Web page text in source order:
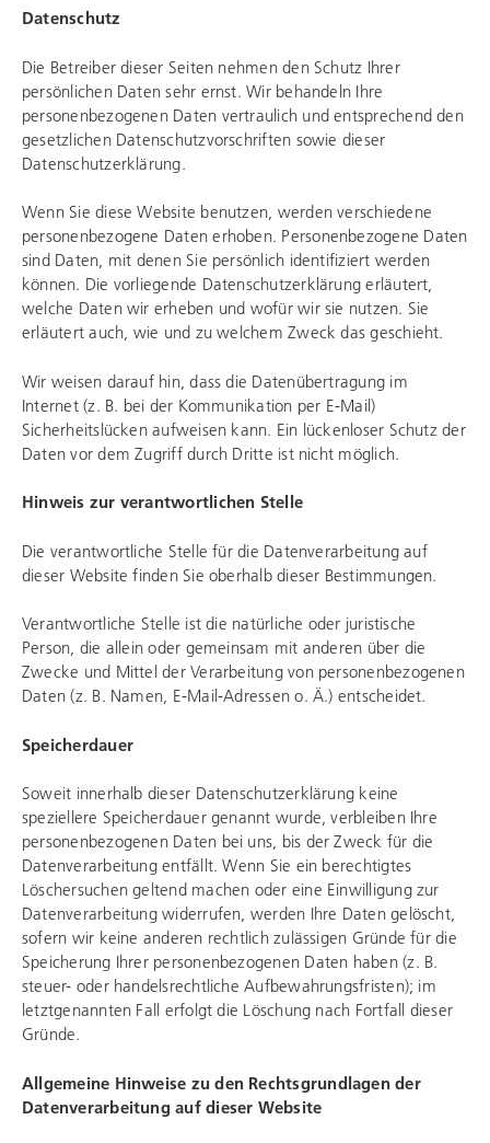
Datenschutz
Die Betreiber dieser Seiten nehmen den Schutz Ihrer
persönlichen Daten sehr ernst. Wir behandeln Ihre
personenbezogenen Daten vertraulich und entsprechend den
gesetzlichen Datenschutzvorschriften sowie dieser
Datenschutzerklärung.
Wenn Sie diese Website benutzen, werden verschiedene
personenbezogene Daten erhoben. Personenbezogene Daten
sind Daten, mit denen Sie persönlich identifiziert werden
können. Die vorliegende Datenschutzerklärung erläutert,
welche Daten wir erheben und wofür wir sie nutzen. Sie
erläutert auch, wie und zu welchem Zweck das geschieht.
Wir weisen darauf hin, dass die Datenübertragung im
Internet (z. B. bei der Kommunikation per E-Mail)
Sicherheitslücken aufweisen kann. Ein lückenloser Schutz der
Daten vor dem Zugriff durch Dritte ist nicht möglich.
Hinweis zur verantwortlichen Stelle
Die verantwortliche Stelle für die Datenverarbeitung auf
dieser Website finden Sie oberhalb dieser Bestimmungen.
Verantwortliche Stelle ist die natürliche oder juristische
Person, die allein oder gemeinsam mit anderen über die
Zwecke und Mittel der Verarbeitung von personenbezogenen
Daten (z. B. Namen, E-Mail-Adressen o. Ä.) entscheidet.
Speicherdauer
Soweit innerhalb dieser Datenschutzerklärung keine
speziellere Speicherdauer genannt wurde, verbleiben Ihre
personenbezogenen Daten bei uns, bis der Zweck für die
Datenverarbeitung entfällt. Wenn Sie ein berechtigtes
Löschersuchen geltend machen oder eine Einwilligung zur
Datenverarbeitung widerrufen, werden Ihre Daten gelöscht,
sofern wir keine anderen rechtlich zulässigen Gründe für die
Speicherung Ihrer personenbezogenen Daten haben (z. B.
steuer- oder handelsrechtliche Aufbewahrungsfristen); im
letztgenannten Fall erfolgt die Löschung nach Fortfall dieser
Gründe.
Allgemeine Hinweise zu den Rechtsgrundlagen der
Datenverarbeitung auf dieser Website